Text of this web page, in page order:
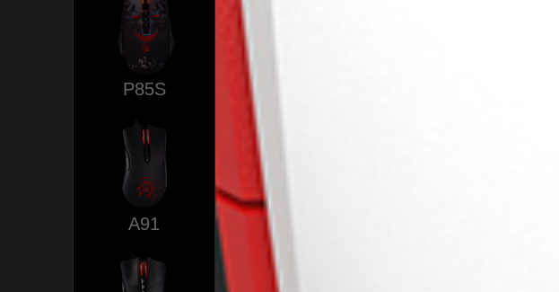
P85S
A91